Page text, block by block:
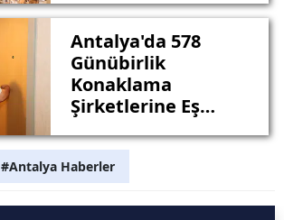
Ürün, 3 Milyon TL
Gelir
Antalya'da 578
Günübirlik
Konaklama
Şirketlerine Eş
#Antalya Haberler